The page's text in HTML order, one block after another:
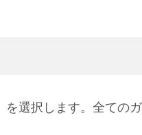
を選択します。全ての